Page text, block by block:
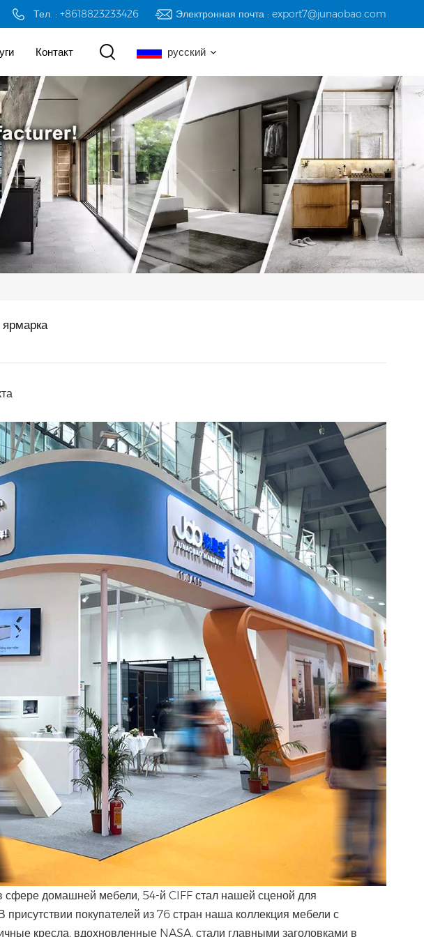
Тел. : +8618823233426 Электронная почта : export7@junaobao.com
Контакт русский
English
русский
español
العربية
домашней мебели, 54-й CIFF стал нашей сценой для
покупателей из 76 стран наша коллекция мебели с
кресла, вдохновленные NASA, стали главными заголовками в